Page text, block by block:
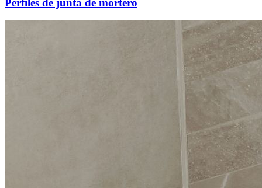
Perfiles de junta de mortero